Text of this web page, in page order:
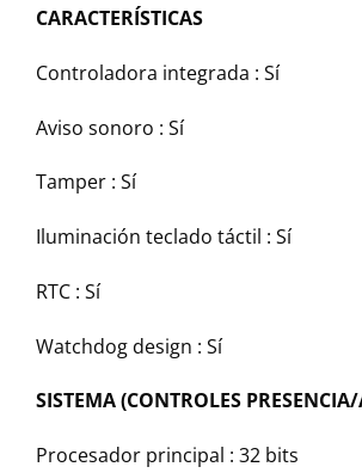
CARACTERÍSTICAS
Controladora integrada : Sí
Aviso sonoro : Sí
Tamper : Sí
Iluminación teclado táctil : Sí
RTC : Sí
Watchdog design : Sí
SISTEMA (CONTROLES PRESENCIA/
Procesador principal : 32 bits